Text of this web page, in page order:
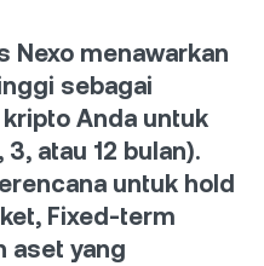
Nexo menawarkan
sebagai
Anda untuk
atau 12 bulan).
untuk hold
Fixed-term
aset yang